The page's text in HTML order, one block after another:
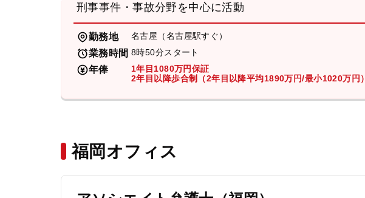
刑事事件・事故分野を中心に活動
勤務地 名古屋（名古屋駅すぐ）
業務時間 8時50分スタート
年俸
1年目1080万円保証
2年目以降歩合制（2年目以降平均1890万円/最小1020万円）
福岡オフィス